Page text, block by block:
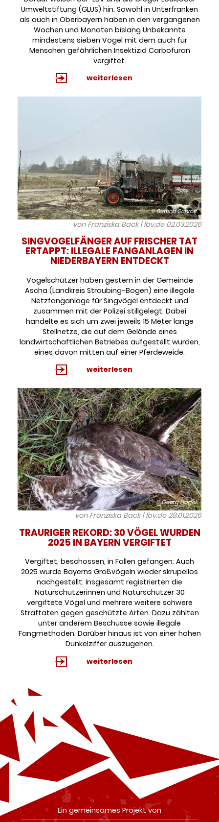
Umweltstiftung (GLUS) hin. Sowohl in Unterfranken
als auch in Oberbayern haben in den vergangenen
Wochen und Monaten bislang Unbekannte
mindestens sieben Vögel mit dem auch für
Menschen gefährlichen Insektizid Carbofuran
vergiftet.
weiterlesen
© Bettina Schröfl
von Franziska Back | lbv.de 02.03.2026
SINGVOGELFÄNGER AUF FRISCHER TAT
ERTAPPT: ILLEGALE FANGANLAGEN IN
NIEDERBAYERN ENTDECKT
Vogelschützer haben gestern in der Gemeinde
Ascha (Landkreis Straubing-Bogen) eine illegale
Netzfanganlage für Singvögel entdeckt und
zusammen mit der Polizei stillgelegt. Dabei
handelte es sich um zwei jeweils 15 Meter lange
Stellnetze, die auf dem Gelände eines
landwirtschaftlichen Betriebes aufgestellt wurden,
eines davon mitten auf einer Pferdeweide.
weiterlesen
© Georg Hagel
von Franziska Back | lbv.de28.01.2026
TRAURIGER REKORD: 30 VÖGEL WURDEN
2025 IN BAYERN VERGIFTET
Vergiftet, beschossen, in Fallen gefangen: Auch
2025 wurde Bayerns Großvögeln wieder skrupellos
nachgestellt. Insgesamt registrierten die
Naturschützerinnen und Naturschützer 30
vergiftete Vögel und mehrere weitere schwere
Straftaten gegen geschützte Arten. Dazu zählten
unter anderem Beschüsse sowie illegale
Fangmethoden. Darüber hinaus ist von einer hohen
Dunkelziffer auszugehen.
weiterlesen
Ein gemeinsames Projekt von